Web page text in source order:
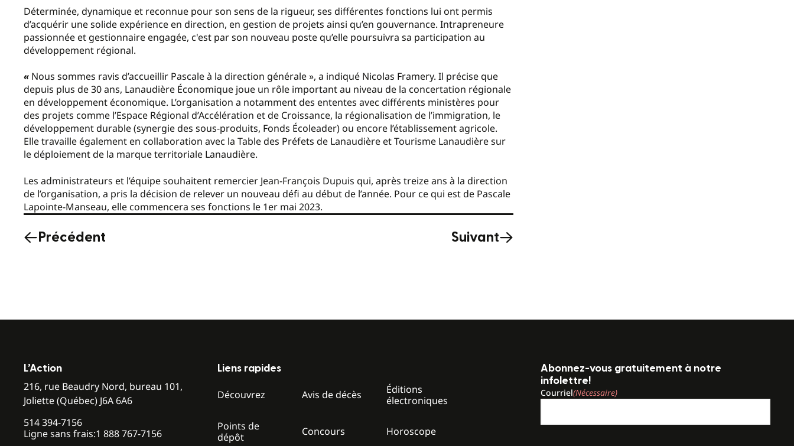
Déterminée, dynamique et reconnue pour son sens de la rigueur, ses différentes fonctions lui ont permis
d’acquérir une solide expérience en direction, en gestion de projets ainsi qu’en gouvernance. Intrapreneure
passionnée et gestionnaire engagée, c'est par son nouveau poste qu’elle poursuivra sa participation au
développement régional.
« Nous sommes ravis d’accueillir Pascale à la direction générale », a indiqué Nicolas Framery. Il précise que
depuis plus de 30 ans, Lanaudière Économique joue un rôle important au niveau de la concertation régionale
en développement économique. L’organisation a notamment des ententes avec différents ministères pour
des projets comme l’Espace Régional d’Accélération et de Croissance, la régionalisation de l’immigration, le
développement durable (synergie des sous-produits, Fonds Écoleader) ou encore l’établissement agricole.
Elle travaille également en collaboration avec la Table des Préfets de Lanaudière et Tourisme Lanaudière sur
le déploiement de la marque territoriale Lanaudière.
Les administrateurs et l’équipe souhaitent remercier Jean-François Dupuis qui, après treize ans à la direction
de l’organisation, a pris la décision de relever un nouveau défi au début de l’année. Pour ce qui est de Pascale
Lapointe-Manseau, elle commencera ses fonctions le 1er mai 2023.
Précédent Suivant
L’Action
216, rue Beaudry Nord, bureau 101,
Joliette (Québec) J6A 6A6
514 394-7156
Ligne sans frais:1 888 767-7156
Liens rapides
Découvrez Avis de décès
Éditions
électroniques
Points de
dépôt
Concours Horoscope
Abonnez-vous gratuitement à notre
infolettre!
Courriel(Nécessaire)